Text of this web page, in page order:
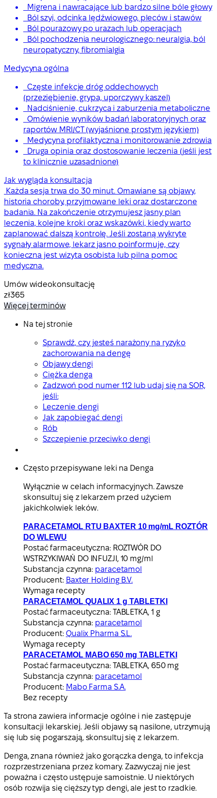
Migrena i nawracające lub bardzo silne bóle głowy
Ból szyi, odcinka lędźwiowego, pleców i stawów
Ból pourazowy po urazach lub operacjach
Ból pochodzenia neurologicznego: neuralgia, ból
neuropatyczny, fibromialgia
Medycyna ogólna
Częste infekcje dróg oddechowych
(przeziębienie, grypa, uporczywy kaszel)
Nadciśnienie, cukrzyca i zaburzenia metaboliczne
Omówienie wyników badań laboratoryjnych oraz
raportów MRI/CT (wyjaśnione prostym językiem)
Medycyna profilaktyczna i monitorowanie zdrowia
Druga opinia oraz dostosowanie leczenia (jeśli jest
to klinicznie uzasadnione)
Jak wygląda konsultacja
Każda sesja trwa do 30 minut. Omawiane są objawy,
historia choroby, przyjmowane leki oraz dostarczone
badania. Na zakończenie otrzymujesz jasny plan
leczenia, kolejne kroki oraz wskazówki, kiedy warto
zaplanować dalszą kontrolę. Jeśli zostaną wykryte
sygnały alarmowe, lekarz jasno poinformuje, czy
konieczna jest wizyta osobista lub pilna pomoc
medyczna.
Umów wideokonsultację
zł365
Więcej terminów
Na tej stronie
Sprawdź, czy jesteś narażony na ryzyko
zachorowania na dengę
Objawy dengi
Ciężka denga
Zadzwoń pod numer 112 lub udaj się na SOR,
jeśli:
Leczenie dengi
Jak zapobiegać dengi
Rób
Szczepienie przeciwko dengi
Często przepisywane leki na Denga
Wyłącznie w celach informacyjnych. Zawsze
skonsultuj się z lekarzem przed użyciem
jakichkolwiek leków.
PARACETAMOL RTU BAXTER 10 mg/mL ROZTÓR
DO WLEWU
Postać farmaceutyczna: ROZTWÓR DO
WSTRZYKIWAŃ DO INFUZJI, 10 mg/ml
Substancja czynna: paracetamol
Producent: Baxter Holding B.V.
Wymaga recepty
PARACETAMOL QUALIX 1 g TABLETKI
Postać farmaceutyczna: TABLETKA, 1 g
Substancja czynna: paracetamol
Producent: Qualix Pharma S.L.
Wymaga recepty
PARACETAMOL MABO 650 mg TABLETKI
Postać farmaceutyczna: TABLETKA, 650 mg
Substancja czynna: paracetamol
Producent: Mabo Farma S.A.
Bez recepty
Ta strona zawiera informacje ogólne i nie zastępuje
konsultacji lekarskiej. Jeśli objawy są nasilone, utrzymują
się lub się pogarszają, skonsultuj się z lekarzem.
Denga, znana również jako gorączka denga, to infekcja
rozprzestrzeniana przez komary. Zazwyczaj nie jest
poważna i często ustępuje samoistnie. U niektórych
osób rozwija się cięższy typ dengi, ale jest to rzadkie.